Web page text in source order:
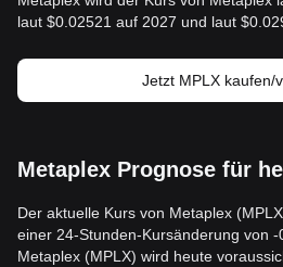
laut $0.02521 auf 2027 und laut
Jetzt MPLX kaufen/
Metaplex Prognose für
Der aktuelle Kurs von Metaplex
einer 24-Stunden-Kursänderung von -
Metaplex (MPLX) wird heute